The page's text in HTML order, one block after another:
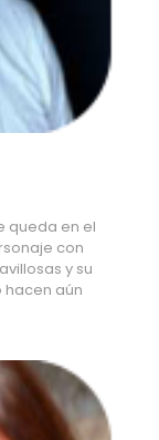
queda en el
con
y su
aún